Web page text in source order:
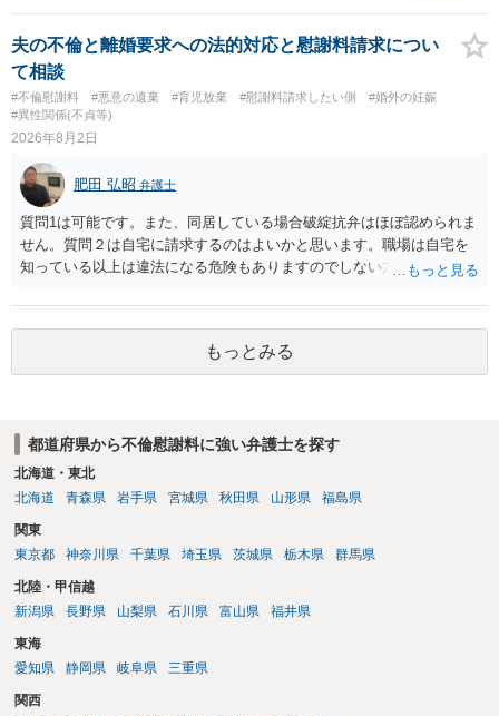
定しているのかによって，考え方・進め方は変わってくると思いま
す。 ④性交類似行為を認めているにもかかわらず支払を拒否するので
あれば，本人（行政書士でも同じだと思います。）への対応ではあま
り変わらないように思います。減額で折り合えるなら本人様の交渉で
もよいように思いますが，ゼロかどうかの観点であれば，訴訟に進む
しかなくなるようにも思います。そうしますと，お近くの弁護士に相
談して進めることを検討した方がよいようにも思います。
情によって対応が違いますので、法テラスへお尋ねいただいた方が確
実です。
夫の不倫と離婚要求への法的対応と慰謝料請求につい
て相談
#不倫慰謝料 #悪意の遺棄 #育児放棄 #慰謝料請求したい側
#婚外の妊娠
#異性関係(不貞等)
2026年8月2日
肥田 弘昭 弁護士
質問1は可能です。また、同居している場合破綻抗弁はほぼ認められま
せん。質問２は自宅に請求するのはよいかと思います。職場は自宅を
知っている以上は違法になる危険もありますのでしない方が良いで
かと思います。有責配偶者ですので相手方からの離婚は拒否しても仮
に訴訟されても法的に成立しません。質問５は認知すると養育費支払
い、相続権が発生します。合意があれば法的に可能ですが法律で強制
することはできません。質問６は可能です。質問７は不貞行為の写真
もっとみる
都道府県から不倫慰謝料に強い弁護士を探す
北海道・東北
北海道
青森県 岩手県 宮城県 秋田県 山形県 福島県
関東
東京都
神奈川県 千葉県 埼玉県 茨城県 栃木県 群馬県
北陸・甲信越
新潟県
長野県 山梨県 石川県 富山県 福井県
東海
愛知県
静岡県 岐阜県 三重県
関西